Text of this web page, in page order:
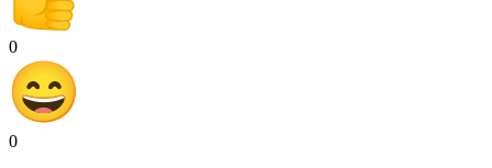
0
0